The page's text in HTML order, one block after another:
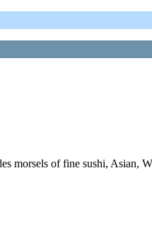
of fine sushi, Asian,